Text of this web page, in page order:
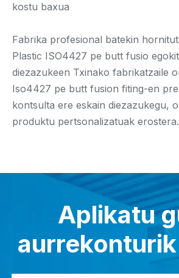
kostu baxua
Fabrika profesional batekin
Plastic ISO4427 pe butt fusio
diezazukeen Txinako fabrikatzaile
Iso4427 pe butt fusion fiting-en
kontsulta ere eskain diezazukegu,
produktu pertsonalizatuak erostera.
Aplikatu